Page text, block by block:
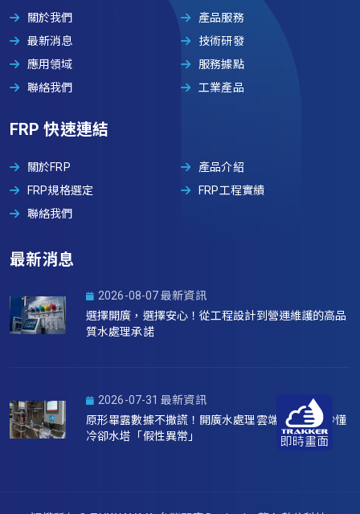
關於我們
產品服務
最新消息
技術研發
應用領域
服務據點
聯絡我們
工業產品
FRP 快速連結
關於FRP
產品介紹
FRP規格選定
FRP工程實績
聯絡我們
最新消息
2026-08-07 最新資訊
選擇開廣，選擇安心！從工程設計到營運維護的高品
質水處理承諾
2026-07-31 最新資訊
原形畢露數據不撒謊！開廣水處理雲端系統如何秒懂
冷卻水塔「假性異常」